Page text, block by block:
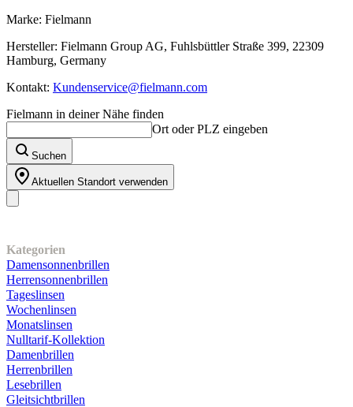
Marke: Fielmann
Hersteller: Fielmann Group AG, Fuhlsbüttler Straße 399, 22309
Hamburg, Germany
Kontakt: Kundenservice@fielmann.com
Fielmann in deiner Nähe finden
Ort oder PLZ eingeben
Suchen
Aktuellen Standort verwenden
Kategorien
Damensonnenbrillen
Herrensonnenbrillen
Tageslinsen
Wochenlinsen
Monatslinsen
Nulltarif-Kollektion
Damenbrillen
Herrenbrillen
Lesebrillen
Gleitsichtbrillen